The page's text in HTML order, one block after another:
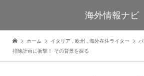
海外情報ナビ
ホーム イタリア 欧州 海外在住ライター
排除計画に衝撃！ その背景を探る